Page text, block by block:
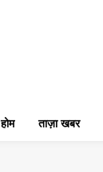
होम ताज़ा खबर